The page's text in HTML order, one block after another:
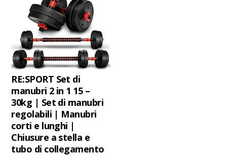
RE:SPORT Set di
manubri 2 in 1 15 –
30kg | Set di manubri
regolabili | Manubri
corti e lunghi |
Chiusure a stella e
tubo di collegamento